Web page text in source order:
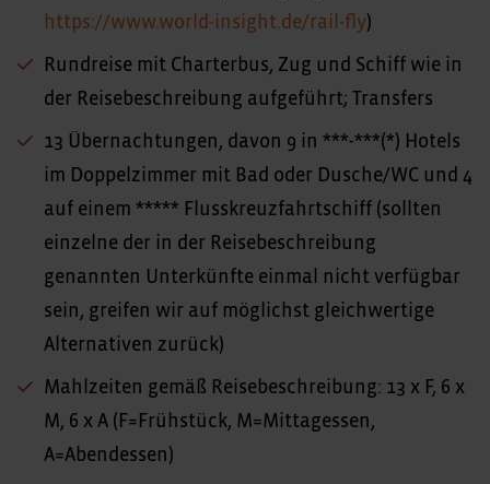
https://www.world-insight.de/rail-fly)
Rundreise mit Charterbus, Zug und Schiff wie in
der Reisebeschreibung aufgeführt; Transfers
13 Übernachtungen, davon 9 in ***-***(*) Hotels
im Doppelzimmer mit Bad oder Dusche/WC und 4
auf einem ***** Flusskreuzfahrtschiff (sollten
einzelne der in der Reisebeschreibung
genannten Unterkünfte einmal nicht verfügbar
sein, greifen wir auf möglichst gleichwertige
Alternativen zurück)
Mahlzeiten gemäß Reisebeschreibung: 13 x F, 6 x
M, 6 x A (F=Frühstück, M=Mittagessen,
A=Abendessen)